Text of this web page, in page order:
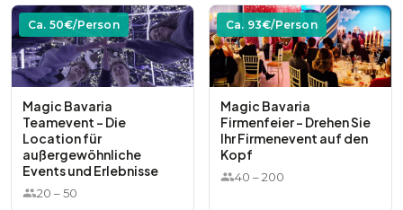
Ca. 50€/Person
Magic Bavaria
Teamevent - Die
Location für
außergewöhnliche
Events und Erlebnisse
20 –50
Ca. 93€/Person
Magic Bavaria
Firmenfeier - Drehen Sie
Ihr Firmenevent auf den
Kopf
40 –200